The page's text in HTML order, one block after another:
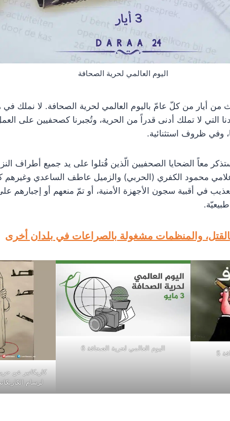
اليوم العالمي لحرية الصحافة
من أيار من كلّ عامّ باليوم العالمي لحرية الصحافة. لا نملك في
التي لا تملك أدنى قدراً من الحرية، وتُجبرنا كصحفيين على
وفي ظروف استثنائية.
معاً الضحايا الصحفيين الّذين قُتلوا على يد جميع أطراف
محمود الكفري (الحربي) والزميل عاطف الساعدي وغيرهم
في أقبية سجون الأجهزة الأمنية، أو تمّ منعهم أو إجبارهم
بالقتل، والمنظمات مشغولة بالصراعات في بلدان أخرى
5
اليوم العالمي لحرية الصحافة 6
كاريكاتير عن
لرسام